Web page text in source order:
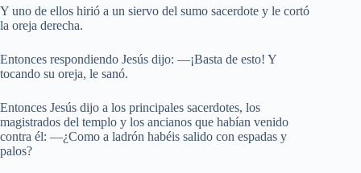
Y uno de ellos hirió a un siervo del sumo sacerdote y le cortó
la oreja derecha.
Entonces respondiendo Jesús dijo: —¡Basta de esto! Y
tocando su oreja, le sanó.
Entonces Jesús dijo a los principales sacerdotes, los
magistrados del templo y los ancianos que habían venido
contra él: —¿Como a ladrón habéis salido con espadas y
palos?